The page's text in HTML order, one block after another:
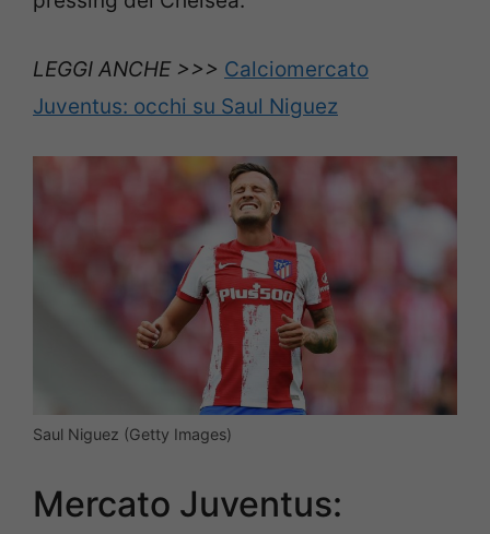
LEGGI ANCHE >>> Calciomercato
Juventus: occhi su Saul Niguez
Saul Niguez (Getty Images)
Mercato Juventus: